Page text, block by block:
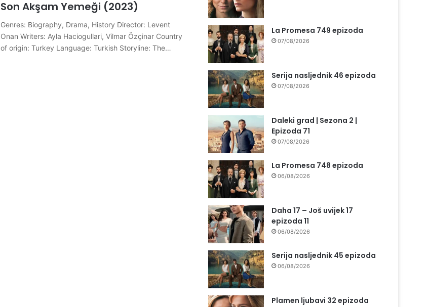
Son Akşam Yemeği (2023)
Genres: Biography, Drama, History Director: Levent
Onan Writers: Ayla Haciogullari, Vilmar Özçinar Country
of origin: Turkey Language: Turkish Storyline: The…
La Promesa 749 epizoda
07/08/2026
Serija nasljednik 46 epizoda
07/08/2026
Daleki grad | Sezona 2 |
Epizoda 71
07/08/2026
La Promesa 748 epizoda
06/08/2026
Daha 17 – Još uvijek 17
epizoda 11
06/08/2026
Serija nasljednik 45 epizoda
06/08/2026
Plamen ljubavi 32 epizoda